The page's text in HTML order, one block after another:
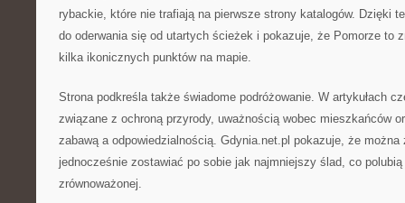
rybackie, które nie trafiają na pierwsze strony katalogów. Dzięki
do oderwania się od utartych ścieżek i pokazuje, że Pomorze to
kilka ikonicznych punktów na mapie.
Strona podkreśla także świadome podróżowanie. W artykułach
związane z ochroną przyrody, uważnością wobec mieszkańców
zabawą a odpowiedzialnością. Gdynia.net.pl pokazuje, że
jednocześnie zostawiać po sobie jak najmniejszy ślad, co
zrównoważonej.